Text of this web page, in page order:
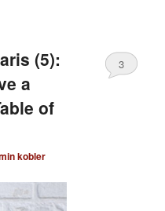
(5):
a
of
kobler
3